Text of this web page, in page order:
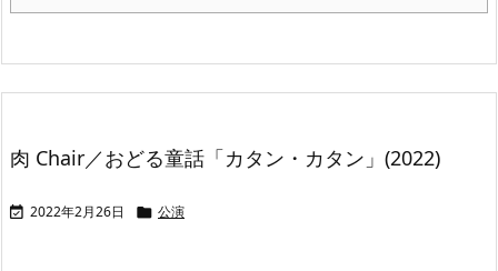
肉 Chair／おどる童話「カタン・カタン」(2022)
 2022年2月26日  公演